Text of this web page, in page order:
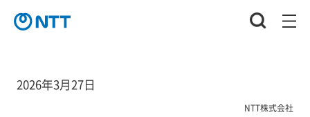
2026年3月27日
NTT株式会社